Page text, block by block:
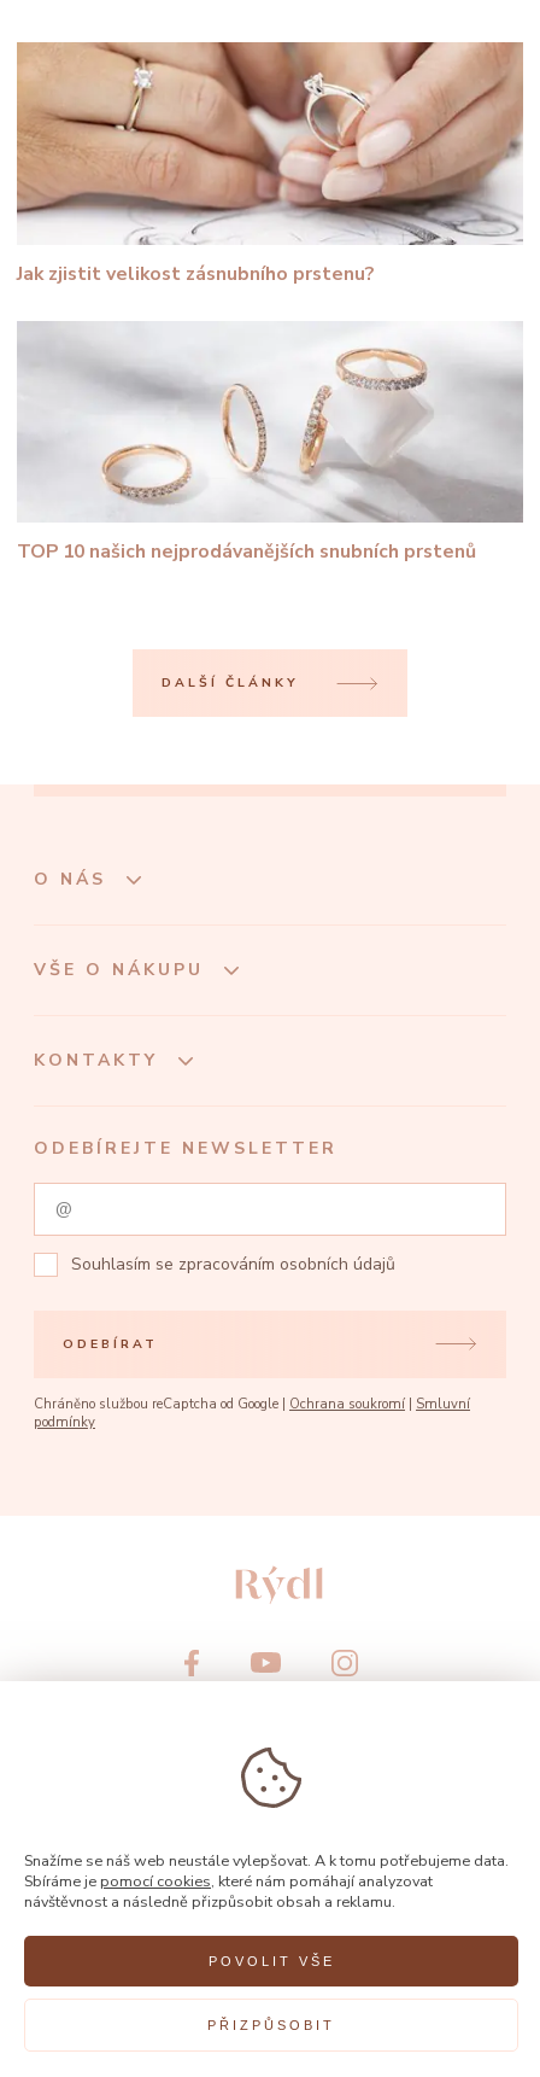
Jak zjistit velikost zásnubního prstenu?
TOP 10 našich nejprodávanějších snubních prstenů
DALŠÍ ČLÁNKY
O NÁS
VŠE O NÁKUPU
KONTAKTY
ODEBÍREJTE NEWSLETTER
Souhlasím se zpracováním osobních údajů
ODEBÍRAT
Chráněno službou reCaptcha od Google | Ochrana soukromí | Smluvní
podmínky
© 2026, Rýdl
Vytvořilo FEO
Snažíme se náš web neustále vylepšovat. A k tomu potřebujeme data.
Sbíráme je pomocí cookies, které nám pomáhají analyzovat
návštěvnost a následně přizpůsobit obsah a reklamu.
PŘIZPŮSOBIT
POVOLIT VŠE